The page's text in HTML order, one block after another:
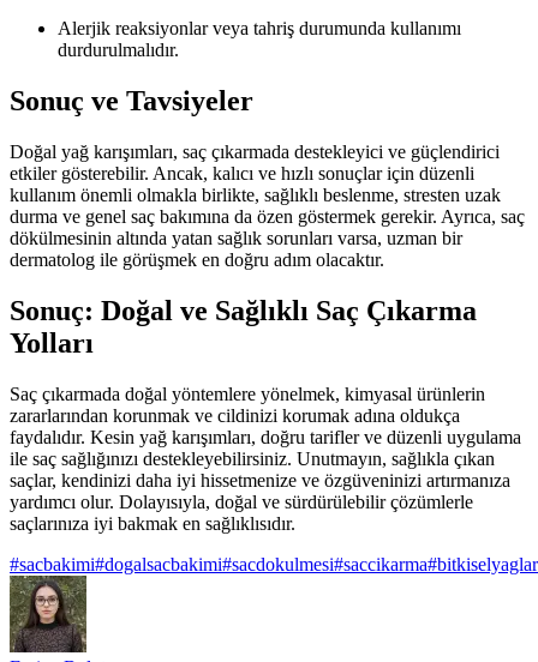
Alerjik reaksiyonlar veya tahriş durumunda kullanımı
durdurulmalıdır.
Sonuç ve Tavsiyeler
Doğal yağ karışımları, saç çıkarmada destekleyici ve güçlendirici
etkiler gösterebilir. Ancak, kalıcı ve hızlı sonuçlar için düzenli
kullanım önemli olmakla birlikte, sağlıklı beslenme, stresten uzak
durma ve genel saç bakımına da özen göstermek gerekir. Ayrıca, saç
dökülmesinin altında yatan sağlık sorunları varsa, uzman bir
dermatolog ile görüşmek en doğru adım olacaktır.
Sonuç: Doğal ve Sağlıklı Saç Çıkarma
Yolları
Saç çıkarmada doğal yöntemlere yönelmek, kimyasal ürünlerin
zararlarından korunmak ve cildinizi korumak adına oldukça
faydalıdır. Kesin yağ karışımları, doğru tarifler ve düzenli uygulama
ile saç sağlığınızı destekleyebilirsiniz. Unutmayın, sağlıkla çıkan
saçlar, kendinizi daha iyi hissetmenize ve özgüveninizi artırmanıza
yardımcı olur. Dolayısıyla, doğal ve sürdürülebilir çözümlerle
saçlarınıza iyi bakmak en sağlıklısıdır.
#sacbakimi#dogalsacbakimi#sacdokulmesi#saccikarma#bitkiselyaglar